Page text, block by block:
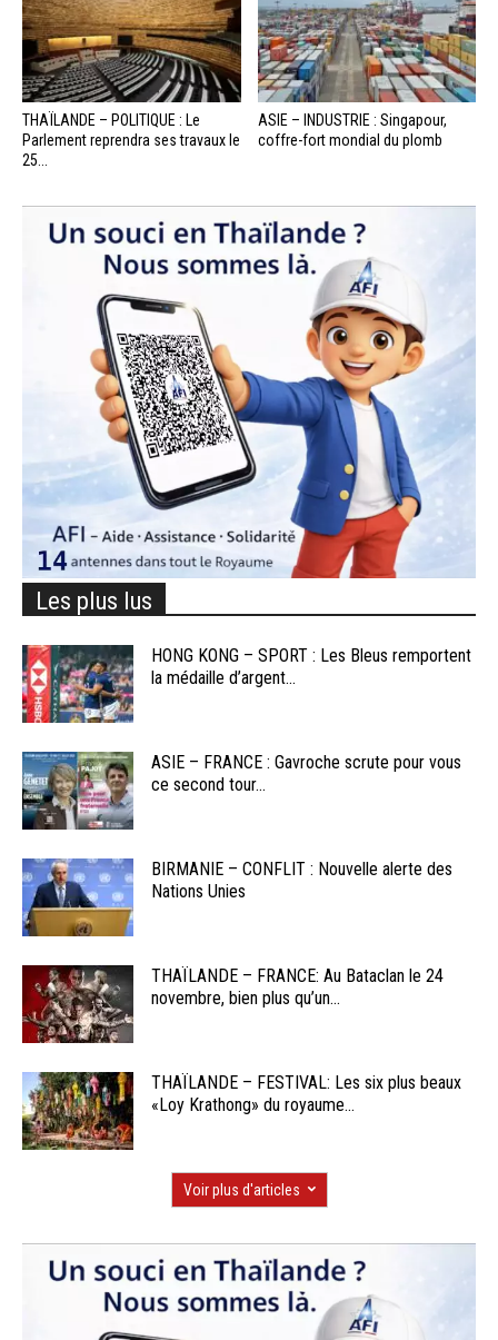
THAÏLANDE – POLITIQUE : Le
Parlement reprendra ses travaux le
25...
ASIE – INDUSTRIE : Singapour,
coffre-fort mondial du plomb
Les plus lus
HONG KONG – SPORT : Les Bleus remportent
la médaille d’argent...
ASIE – FRANCE : Gavroche scrute pour vous
ce second tour...
BIRMANIE – CONFLIT : Nouvelle alerte des
Nations Unies
THAÏLANDE – FRANCE: Au Bataclan le 24
novembre, bien plus qu’un...
THAÏLANDE – FESTIVAL: Les six plus beaux
«Loy Krathong» du royaume...
Voir plus d'articles